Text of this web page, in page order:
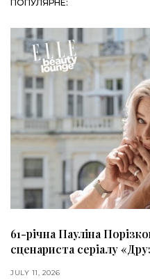
ПОПУЛЯРНЕ:
61-річна Пауліна
сценариста серіалу
JULY 11, 2026